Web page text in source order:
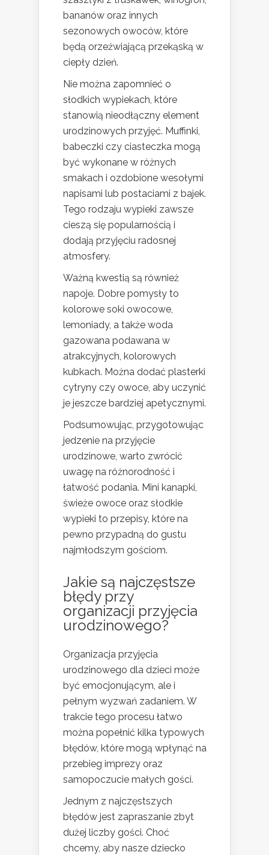
bananów oraz innych
sezonowych owoców, które
będą orzeźwiającą przekąską w
ciepły dzień.
Nie można zapomnieć o
słodkich wypiekach, które
stanowią nieodłączny element
urodzinowych przyjęć. Muffinki,
babeczki czy ciasteczka mogą
być wykonane w różnych
smakach i ozdobione wesołymi
napisami lub postaciami z bajek.
Tego rodzaju wypieki zawsze
cieszą się popularnością i
dodają przyjęciu radosnej
atmosfery.
Ważną kwestią są również
napoje. Dobre pomysły to
kolorowe soki owocowe,
lemoniady, a także woda
gazowana podawana w
atrakcyjnych, kolorowych
kubkach. Można dodać plasterki
cytryny czy owoce, aby uczynić
je jeszcze bardziej apetycznymi.
Podsumowując, przygotowując
jedzenie na przyjęcie
urodzinowe, warto zwrócić
uwagę na różnorodność i
łatwość podania. Mini kanapki,
świeże owoce oraz słodkie
wypieki to przepisy, które na
pewno przypadną do gustu
najmłodszym gościom.
Jakie są najczęstsze
błędy przy
organizacji przyjęcia
urodzinowego?
Organizacja przyjęcia
urodzinowego dla dzieci może
być emocjonującym, ale i
pełnym wyzwań zadaniem. W
trakcie tego procesu łatwo
można popełnić kilka typowych
błędów, które mogą wpłynąć na
przebieg imprezy oraz
samopoczucie małych gości.
Jednym z najczęstszych
błędów jest zapraszanie zbyt
dużej liczby gości. Choć
chcemy, aby nasze dziecko